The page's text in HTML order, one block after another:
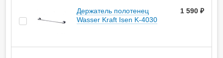
Держатель полотенец
Wasser Kraft Isen K-4030
1 590